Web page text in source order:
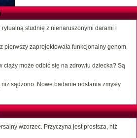
studnię z nienaruszonymi darami i
pierwszy zaprojektowała funkcjonalny genom
ciąży może odbić się na zdrowiu dziecka? Są
sądzono. Nowe badanie odsłania zmysły
wzorzec. Przyczyna jest prostsza, niż